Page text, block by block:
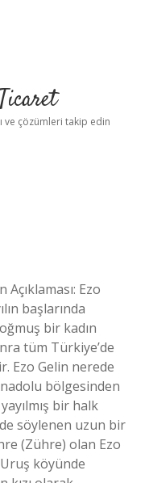
ve çözümleri takip edin
Ezo
başlarında
bir kadın
tüm Türkiye’de
Ezo Gelin nerede
bölgesinden
bir halk
söylenen uzun bir
(Zühre) olan Ezo
Uruş köyünde